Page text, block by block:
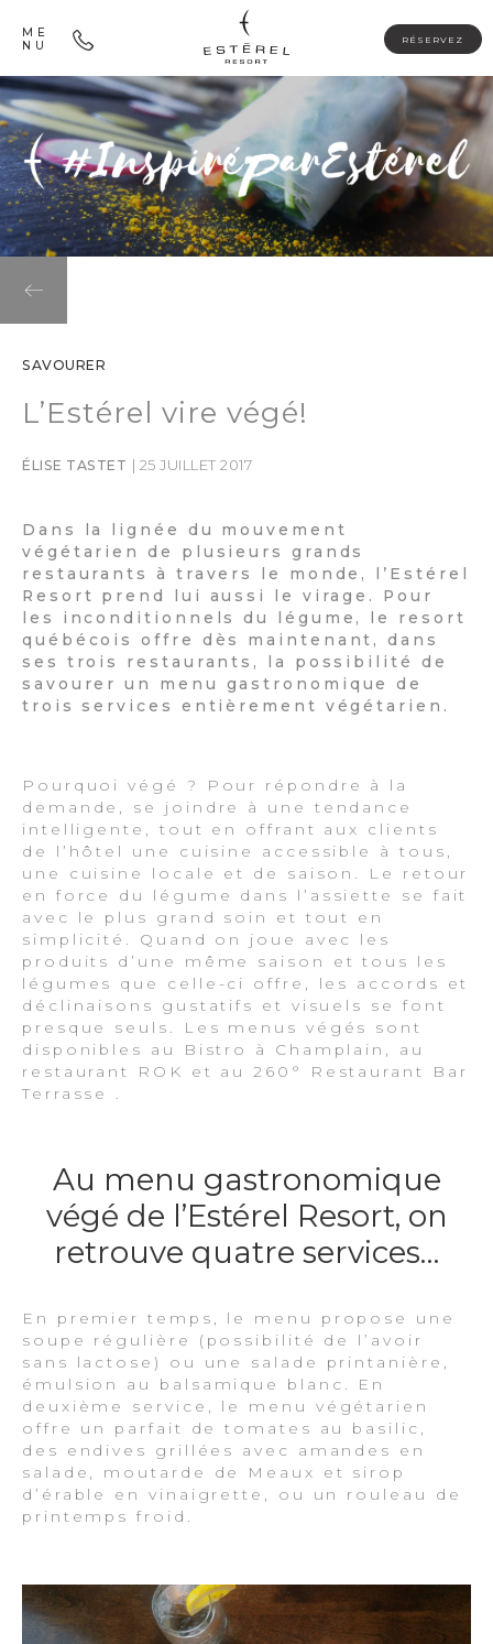
ME
NU
RÉSERVEZ
SAVOURER
L’Estérel vire végé!
ÉLISE TASTET | 25 JUILLET 2017
Dans la lignée du mouvement
végétarien de plusieurs grands
restaurants à travers le monde, l’Estérel
Resort prend lui aussi le virage. Pour
les inconditionnels du légume, le resort
québécois offre dès maintenant, dans
ses trois restaurants, la possibilité de
savourer un menu gastronomique de
trois services entièrement végétarien.
Pourquoi végé ? Pour répondre à la
demande, se joindre à une tendance
intelligente, tout en offrant aux clients
de l’hôtel une cuisine accessible à tous,
une cuisine locale et de saison. Le retour
en force du légume dans l’assiette se fait
avec le plus grand soin et tout en
simplicité. Quand on joue avec les
produits d’une même saison et tous les
légumes que celle-ci offre, les accords et
déclinaisons gustatifs et visuels se font
presque seuls. Les menus végés sont
disponibles au Bistro à Champlain, au
restaurant ROK et au 260° Restaurant Bar
Terrasse .
Au menu gastronomique
végé de l’Estérel Resort, on
retrouve quatre services…
En premier temps, le menu propose une
soupe régulière (possibilité de l’avoir
sans lactose) ou une salade printanière,
émulsion au balsamique blanc. En
deuxième service, le menu végétarien
offre un parfait de tomates au basilic,
des endives grillées avec amandes en
salade, moutarde de Meaux et sirop
d’érable en vinaigrette, ou un rouleau de
printemps froid.